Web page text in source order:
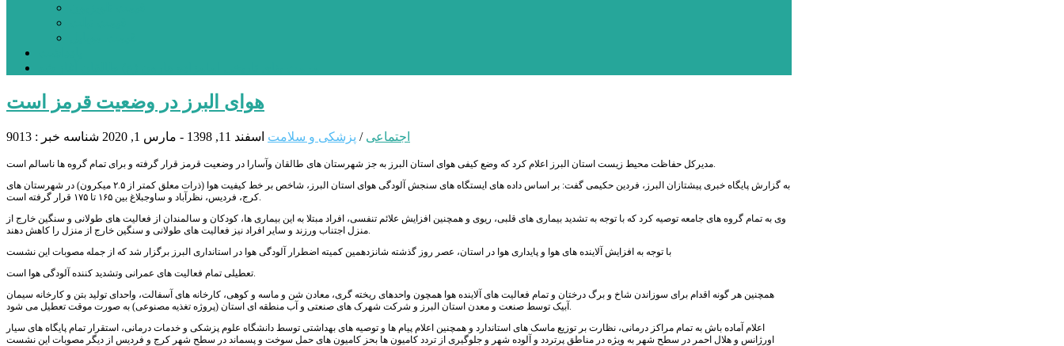
هوای البرز در وضعیت قرمز است
اجتماعی / پزشکی و سلامت اسفند 11, 1398 - مارس 1, 2020 شناسه خبر : 9013
مدیرکل حفاظت محیط زیست استان البرز اعلام کرد که وضع کیفی هوای استان البرز به جز شهرستان های طالقان وآسارا در وضعیت قرمز قرار گرفته و برای تمام گروه ها ناسالم است.
به‌ گزارش پایگاه خبری پیشتازان البرز، فردین حکیمی گفت: بر اساس داده های ایستگاه های سنجش آلودگی هوای استان البرز، شاخص بر خط کیفیت هوا (ذرات معلق کمتر از ۲.۵ میکرون) در شهرستان های
کرج، فردیس، نظرآباد و ساوجبلاغ بین ۱۶۵ تا ۱۷۵ قرار گرفته است.
وی به تمام گروه های جامعه توصیه کرد که با توجه به تشدید بیماری های قلبی، ریوی و همچنین افزایش علائم تنفسی، افراد مبتلا به این بیماری ها، کودکان و سالمندان از فعالیت های طولانی و سنگین خارج از
منزل اجتناب ورزند و سایر افراد نیز فعالیت های طولانی و سنگین خارج از منزل را کاهش دهند.
با توجه به افزایش آلاینده های هوا و پایداری هوا در استان، عصر روز گذشته شانزدهمین کمیته اضطرار آلودگی هوا در استانداری البرز برگزار شد که از جمله مصوبات این نشست
تعطیلی تمام فعالیت های عمرانی وتشدید کننده آلودگی هوا است.
همچنین هر گونه اقدام برای سوزاندن شاخ و برگ درختان و تمام فعالیت های آلاینده هوا همچون واحدهای ریخته گری، معادن شن و ماسه و کوهی، کارخانه های آسفالت، واحدای تولید بتن و کارخانه سیمان
آبیک توسط صنعت و معدن استان البرز و شرکت شهرک های صنعتی و آب منطقه ای استان (پروژه تغذیه مصنوعی) به صورت موقت تعطیل می شود.
اعلام آماده باش به تمام مراکز درمانی، نظارت بر توزیع ماسک های استاندارد و همچنین اعلام پیام ها و توصیه های بهداشتی توسط دانشگاه علوم پزشکی و خدمات درمانی، استقرار تمام پایگاه های سیار
اورژانس و هلال احمر در سطح شهر به ویژه در مناطق پرتردد و آلوده شهر و جلوگیری از تردد کامیون ها بحز کامیون های حمل سوخت و پسماند در سطح شهر کرج و فردیس از دیگر مصوبات این نشست